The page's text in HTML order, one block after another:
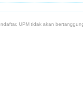
UPM tidak akan